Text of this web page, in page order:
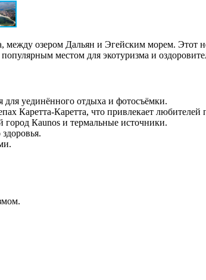
озером Дальян и Эгейским морем. Этот
местом для экотуризма и
уединённого отдыха и фотосъёмки.
Каретта-Каретта, что привлекает любителей
Каunos и термальные источники.